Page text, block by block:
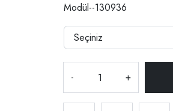
Modül--130936
- +